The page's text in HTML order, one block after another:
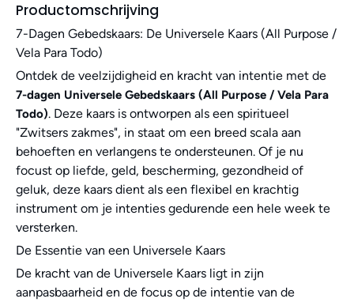
Productomschrijving
7-Dagen Gebedskaars: De Universele Kaars (All Purpose /
Vela Para Todo)
Ontdek de veelzijdigheid en kracht van intentie met de
7-dagen Universele Gebedskaars (All Purpose / Vela Para
Todo). Deze kaars is ontworpen als een spiritueel
"Zwitsers zakmes", in staat om een breed scala aan
behoeften en verlangens te ondersteunen. Of je nu
focust op liefde, geld, bescherming, gezondheid of
geluk, deze kaars dient als een flexibel en krachtig
instrument om je intenties gedurende een hele week te
versterken.
De Essentie van een Universele Kaars
De kracht van de Universele Kaars ligt in zijn
aanpasbaarheid en de focus op de intentie van de